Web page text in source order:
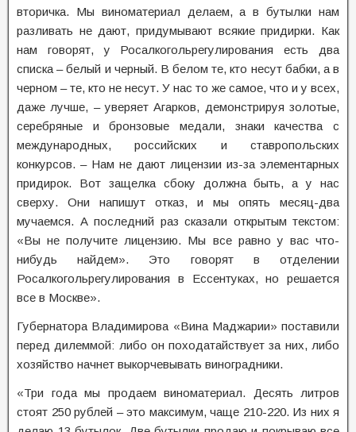
вторичка. Мы виноматериал делаем, а в бутылки нам
разливать не дают, придумывают всякие придирки. Как
нам говорят, у Росалкогольрегулирования есть два
списка – белый и черный. В белом те, кто несут бабки, а в
черном – те, кто не несут. У нас то же самое, что и у всех,
даже лучше, – уверяет Агарков, демонстрируя золотые,
серебряные и бронзовые медали, знаки качества с
международных, российских и ставропольских
конкурсов. – Нам не дают лицензии из-за элементарных
придирок. Вот защелка сбоку должна быть, а у нас
сверху. Они напишут отказ, и мы опять месяц-два
мучаемся. А последний раз сказали открытым текстом:
«Вы не получите лицензию. Мы все равно у вас что-
нибудь найдем». Это говорят в отделении
Росалкогольрегулирования в Ессентуках, но решается
все в Москве».
Губернатора Владимирова «Вина Маджарии» поставили
перед дилеммой: либо он походатайствует за них, либо
хозяйство начнет выкорчевывать виноградники.
«Три года мы продаем виноматериал. Десять литров
стоят 250 рублей – это максимум, чаще 210-220. Из них я